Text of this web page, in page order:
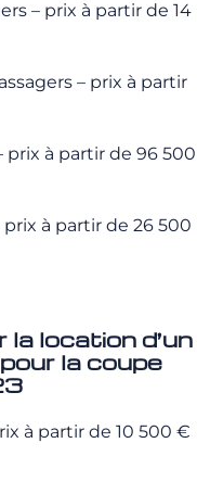
– prix à partir de 14
– prix à partir
prix à partir de 96 500
prix à partir de 26 500
location d’un
la coupe
à partir de 10 500 €